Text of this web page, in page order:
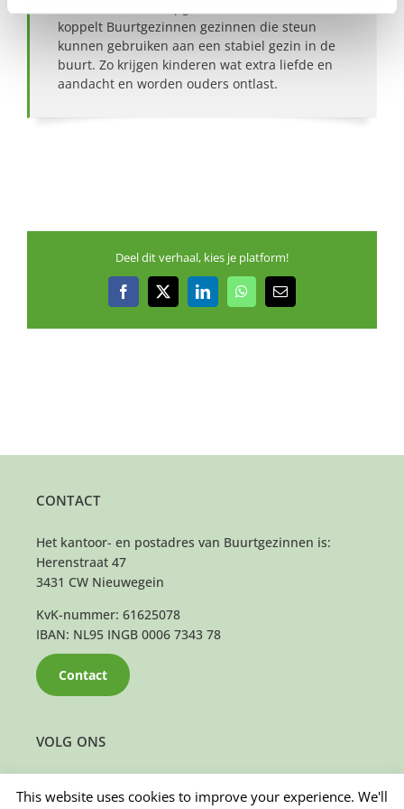
koppelt Buurtgezinnen gezinnen die steun
kunnen gebruiken aan een stabiel gezin in de
buurt. Zo krijgen kinderen wat extra liefde en
aandacht en worden ouders ontlast.
Deel dit verhaal, kies je platform!
Facebook
X LinkedInWhatsApp
E-
VOLG ONS
CONTACT
Het kantoor- en postadres van Buurtgezinnen is:
Herenstraat 47
3431 CW Nieuwegein
KvK-nummer: 61625078
IBAN: NL95 INGB 0006 7343 78
Contact
This website uses cookies to improve your experience. We'll